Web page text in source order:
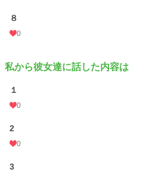
８
0
私から彼女達に話した内容は
１
0
2
0
3